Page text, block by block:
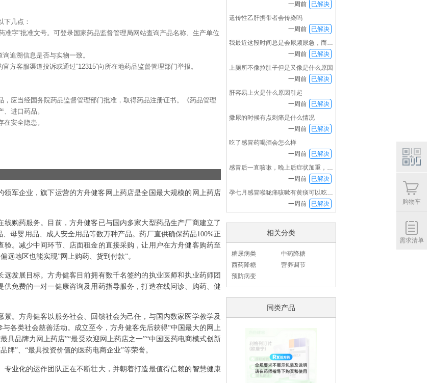
下几点：
准字”批准文号。可登录国家药品监督管理局网站查询产品名称、生产单位
追溯信息是否与实物一致。
方客服渠道投诉或通过“12315”向所在地药品监督管理部门举报。
，应当经国务院药品监督管理部门批准，取得药品注册证书。《药品管理
进口药品。
安全隐患。
领军企业，旗下运营的方舟健客网上药店是全国最大规模的网上药店
购药服务。目前，方舟健客已与国内多家大型药品生产厂商建立了
母婴用品、成人安全用品等数万种产品。药厂直供确保药品100%正
。减少中间环节、店面租金的直接采购，让用户在方舟健客购药至
远地区也能实现”网上购药、货到付款”。
发展目标。方舟健客目前拥有数千名签约的执业医师和执业药师团
免费的一对一健康咨询及用药指导服务，打造在线问诊、购药、健
。方舟健客以服务社会、回馈社会为己任，与国内数家医学教学及
各类社会慈善活动。成立至今，方舟健客先后获得“中国最大的网上
具品牌力网上药店”“最受欢迎网上药店之一”“中国医药电商模式创新
牌”、“最具投资价值的医药电商企业”等荣誉。
专业化的运作团队正在不断壮大，并朝着打造最值得信赖的智慧健康
一周前
已解决
遗传性乙肝携带者会传染吗
一周前
已解决
我最近这段时间总是会尿频尿急，而且下半身发冷
一周前
已解决
上厕所不像拉肚子但是又像是什么原因
一周前
已解决
肝容易上火是什么原因引起
一周前
已解决
撒尿的时候有点刺痛是什么情况
一周前
已解决
吃了感冒药喝酒会怎么样
一周前
已解决
感冒后一直咳嗽，晚上后症状加重，喉咙特别痛也
一周前
已解决
孕七月感冒喉咙痛咳嗽有黄痰可以吃感冒药吗？
一周前
已解决
相关分类
糖尿病类
中药降糖
西药降糖
营养调节
预防病变
同类产品
扫码
福利
购物车
需求清单